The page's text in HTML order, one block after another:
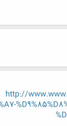
http://